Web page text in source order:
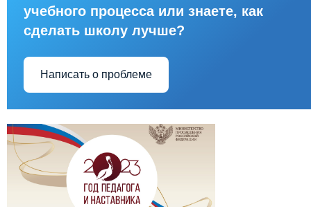
учебного процесса или знаете, как
сделать школу лучше?
Написать о проблеме